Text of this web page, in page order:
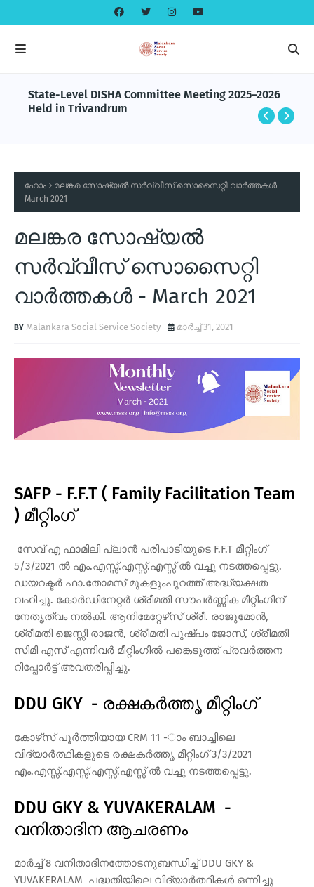
State-Level DISHA Committee Meeting 2025–2026
Held in Trivandrum
ഹോം
മലങ്കര സോഷ്യല്‍ സര്‍വ്വീസ് സൊസൈറ്റി വാര്‍ത്തകള്‍ -
March 2021
മലങ്കര സോഷ്യല്‍
സര്‍വ്വീസ് സൊസൈറ്റി
വാര്‍ത്തകള്‍ - March 2021
Malankara Social Service Society മാർച്ച് 31, 2021
SAFP - F.F.T ( Family Facilitation Team
) മീറ്റിംഗ്
സേവ് എ ഫാമിലി പ്ലാന്‍ പരിപാടിയുടെ F.F.T മീറ്റിംഗ്
5/3/2021 ല്‍ എം.എസ്സ്.എസ്സ്.എസ്സ് ല്‍ വച്ചു നടത്തപ്പെട്ടു.
ഡയറക്ടര്‍ ഫാ.തോമസ് മുകളുംപുറത്ത് അദ്ധ്യക്ഷത
വഹിച്ചു. കോര്‍ഡിനേറ്റര്‍ ശ്രീമതി സൗപര്‍ണ്ണിക മീറ്റിംഗിന്
നേതൃത്വം നല്‍കി. ആനിമേറ്റേഴ്‌സ് ശ്രീ. രാജുമോന്‍,
ശ്രീമതി ജെസ്സി രാജന്‍, ശ്രീമതി പുഷ്പം ജോസ്, ശ്രീമതി
സിമി എസ് എന്നിവര്‍ മീറ്റിംഗില്‍ പങ്കെടുത്ത് പ്രവര്‍ത്തന
റിപ്പോര്‍ട്ട് അവതരിപ്പിച്ചു.
DDU GKY - രക്ഷകര്‍ത്തൃ മീറ്റിംഗ്
കോഴ്‌സ് പൂര്‍ത്തിയായ CRM 11 -ാം ബാച്ചിലെ
വിദ്യാര്‍ത്ഥികളുടെ രക്ഷകര്‍ത്തൃ മീറ്റിംഗ് 3/3/2021
എം.എസ്സ്.എസ്സ്.എസ്സ്.എസ്സ് ല്‍ വച്ചു നടത്തപ്പെട്ടു.
DDU GKY & YUVAKERALAM -
വനിതാദിന ആചരണം
മാര്‍ച്ച് 8 വനിതാദിനത്തോടനുബന്ധിച്ച് DDU GKY &
YUVAKERALAM പദ്ധതിയിലെ വിദ്യാര്‍ത്ഥികള്‍ ഒന്നിച്ചു